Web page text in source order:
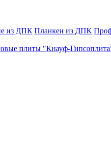
из ДПК Планкен из ДПК
плиты "Кнауф-